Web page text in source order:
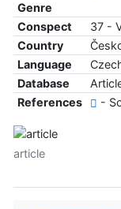
Genre
Conspect
37 -
Country
Language
Database
References
-
article